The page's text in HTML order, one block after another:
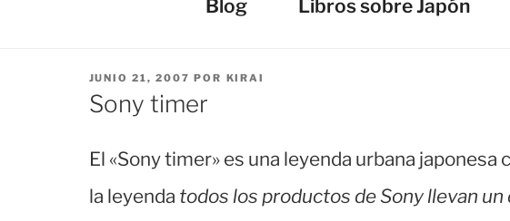
Blog Libros sobre Japón
PUBLICADO
EL
JUNIO 21, 2007 POR KIRAI
Sony timer
El «Sony timer» es una leyenda urbana japonesa
la leyenda todos los productos de Sony llevan